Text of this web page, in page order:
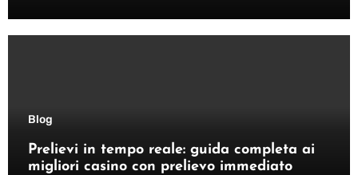
Blog
Prelievi in tempo reale: guida completa ai
migliori casino con prelievo immediato